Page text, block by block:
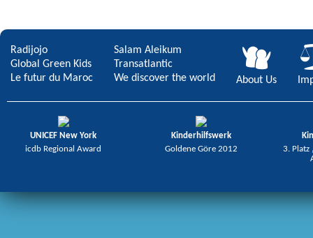
Radijojo
Global Green Kids
Le futur du Maroc
Salam Aleikum
Transatlantic
We discover the world
About Us
UNICEF New York
icdb Regional Award
Kinderhilfswerk
Goldene Göre 2012
3. Platz